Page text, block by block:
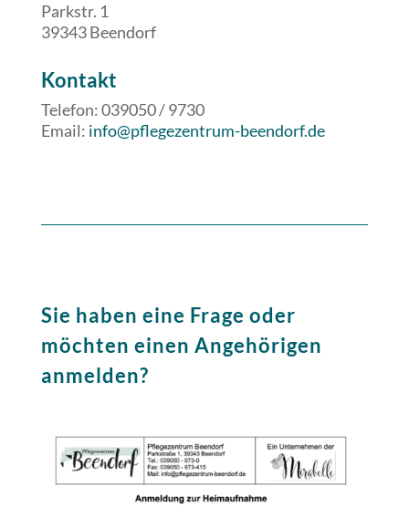
Parkstr. 1
39343 Beendorf
​​Kontakt
Telefon: 039050 / 9730
Email: info@pflegezentrum-beendorf.de
Sie haben eine Frage oder
möchten einen Angehörigen
anmelden?